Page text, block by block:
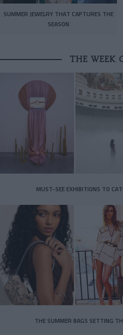
SUMMER JEWELRY THAT CAPTURES THE
SEASON
THE WEEK
MUST-SEE EXHIBITIONS TO
THE SUMMER BAGS SETTING